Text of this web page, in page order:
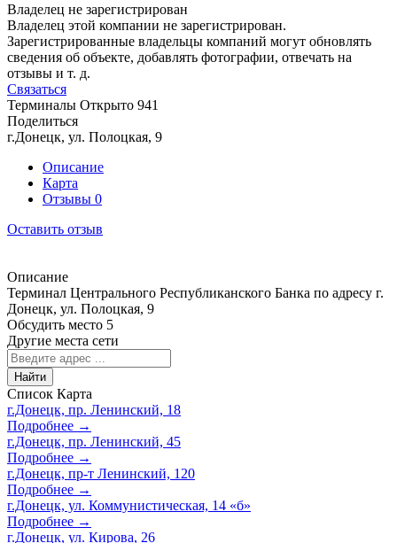
Владелец не зарегистрирован
Владелец этой компании не зарегистрирован.
Зарегистрированные владельцы компаний могут обновлять
сведения об объекте, добавлять фотографии, отвечать на
отзывы и т. д.
Связаться
Терминалы Открыто 941
Поделиться
г.Донецк, ул. Полоцкая, 9
Описание
Карта
Отзывы 0
Оставить отзыв
Описание
Терминал Центрального Республиканского Банка по адресу г.
Донецк, ул. Полоцкая, 9
Обсудить место 5
Другие места сети
Найти
Список Карта
г.Донецк, пр. Ленинский, 18
Подробнее →
г.Донецк, пр. Ленинский, 45
Подробнее →
г.Донецк, пр-т Ленинский, 120
Подробнее →
г.Донецк, ул. Коммунистическая, 14 «б»
Подробнее →
г.Донецк, ул. Кирова, 26